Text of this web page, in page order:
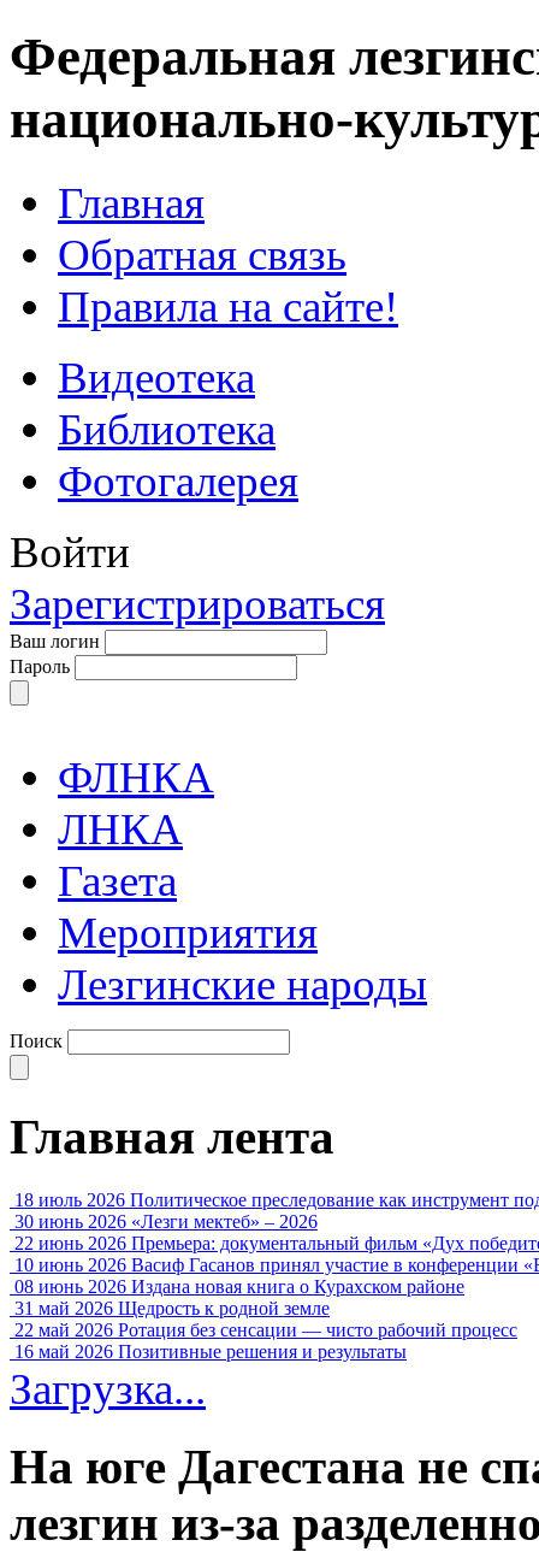
Федеральная
национально-
Главная
Обратная связь
Правила на сайте!
Видеотека
Библиотека
Фотогалерея
Войти
Зарегистрироваться
Ваш логин
Пароль
ФЛНКА
ЛНКА
Газета
Мероприятия
Лезгинские народы
Поиск
Главная лента
18 июль 2026 Политическое преследование как инструмент
30 июнь 2026 «Лезги мектеб» – 2026
22 июнь 2026 Премьера: документальный фильм «Дух
10 июнь 2026 Васиф Гасанов принял участие в конференции
08 июнь 2026 Издана новая книга о Курахском районе
31 май 2026 Щедрость к родной земле
22 май 2026 Ротация без сенсации — чисто рабочий процесс
16 май 2026 Позитивные решения и результаты
Загрузка...
На юге Дагестана не
лезгин из-за